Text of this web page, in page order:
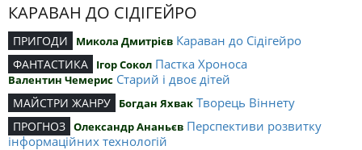
КАРАВАН ДО СІДІГЕЙРО
ПРИГОДИ Микола Дмитрієв Караван до Сідігейро
ФАНТАСТИКА Ігор Сокол Пастка Хроноса
Валентин Чемерис Старий і двоє дітей
МАЙСТРИ ЖАНРУ Богдан Яхвак Творець Віннету
ПРОГНОЗ Олександр Ананьєв Перспективи розвитку
інформаційних технологій